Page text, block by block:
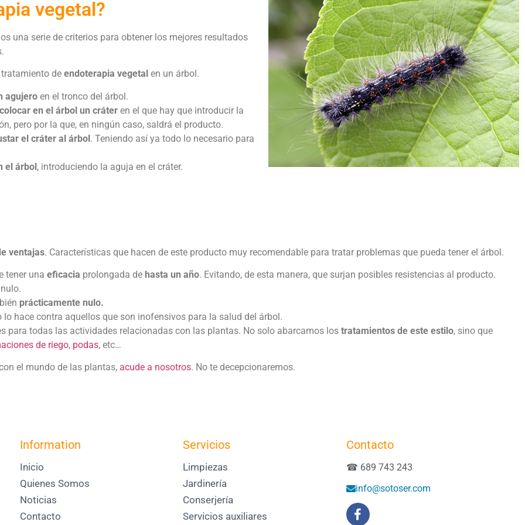
vegetal?
una serie de criterios para obtener los mejores resultados
de endoterapia vegetal en un árbol.
agujero en el tronco del árbol.
colocar en el árbol un cráter en el que hay que introducir la
pero por la que, en ningún caso, saldrá el producto.
el cráter al árbol. Teniendo así ya todo lo necesario para
el árbol, introduciendo la aguja en el cráter.
ventajas. Características que hacen de este producto muy recomendable para tratar problemas que pueda tener el árbol.
tener una eficacia prolongada de hasta un año. Evitando, de esta manera, que surjan posibles resistencias al producto.
prácticamente nulo.
lo hace contra aquellos que son inofensivos para la salud del árbol.
para todas las actividades relacionadas con las plantas. No solo abarcamos los tratamientos de este estilo, sino que
de riego, podas, etc…
el mundo de las plantas, acude a nosotros. No te decepcionaremos.
Information
Inicio
Quienes Somos
Noticias
Contacto
Servicios
Limpiezas
Jardinería
Conserjería
Servicios auxiliares
Contacto
☎ 689 743 243
info@sotoser.com